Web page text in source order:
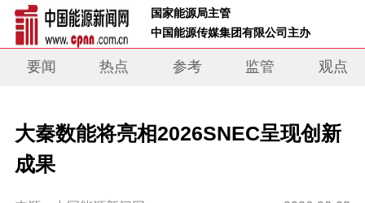
国家能源局主管
中国能源传媒集团有限公司主办
要闻 热点 参考 监管 观点
大秦数能将亮相2026SNEC呈现创新
成果